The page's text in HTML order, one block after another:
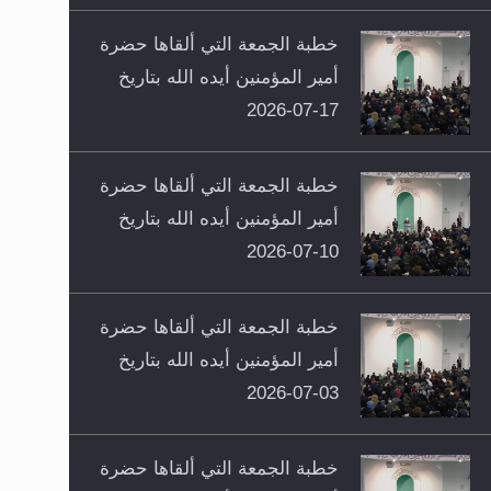
خطبة الجمعة التي ألقاها حضرة
أمير المؤمنين أيده الله بتاريخ
17-07-2026
خطبة الجمعة التي ألقاها حضرة
أمير المؤمنين أيده الله بتاريخ
10-07-2026
خطبة الجمعة التي ألقاها حضرة
أمير المؤمنين أيده الله بتاريخ
03-07-2026
خطبة الجمعة التي ألقاها حضرة